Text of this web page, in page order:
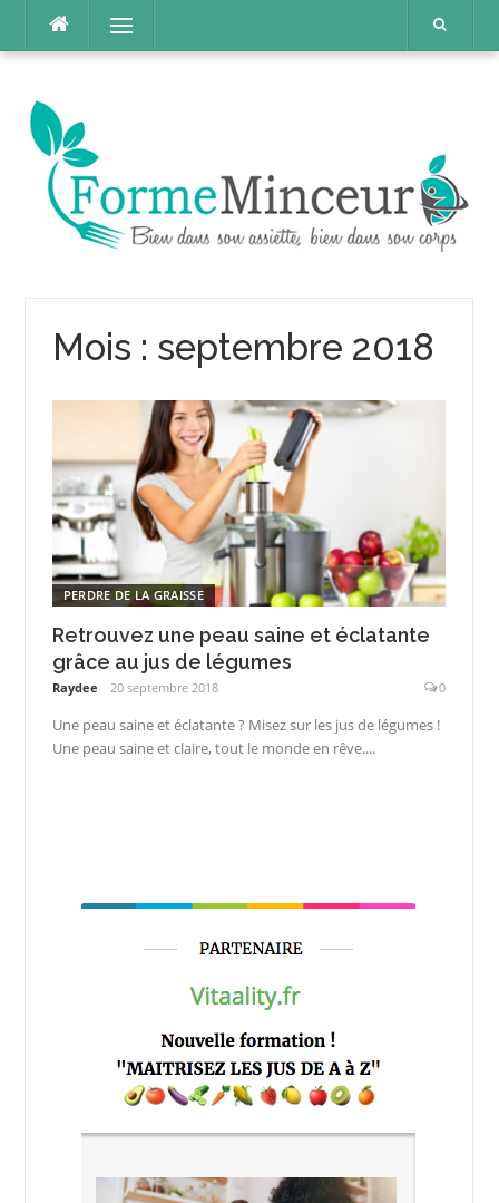
contenu
Menu
Mois : septembre 2018
PERDRE DE LA GRAISSE
Retrouvez une peau saine et éclatante
grâce au jus de légumes
Raydee 20 septembre 2018 0
Une peau saine et éclatante ? Misez sur les jus de légumes !
Une peau saine et claire, tout le monde en rêve....